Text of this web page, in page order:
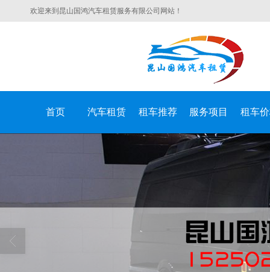
欢迎来到昆山国鸿汽车租赁服务有限公司网站！
昆山国鸿汽车租赁服务有限公司
首页 汽车租赁 租车推荐 服务项目 租车